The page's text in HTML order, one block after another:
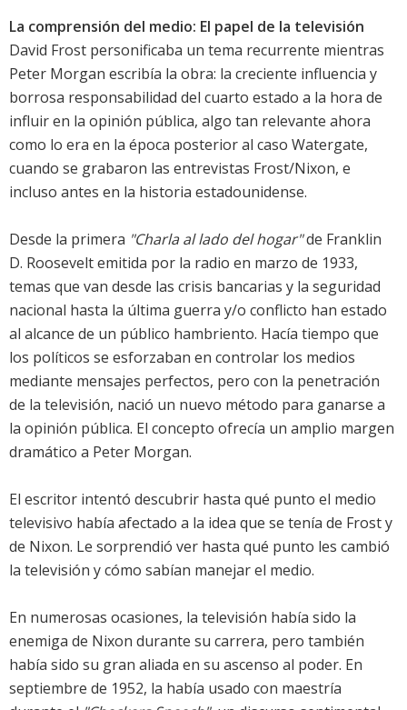
La comprensión del medio: El papel de la televisión
David Frost personificaba un tema recurrente mientras
Peter Morgan escribía la obra: la creciente influencia y
borrosa responsabilidad del cuarto estado a la hora de
influir en la opinión pública, algo tan relevante ahora
como lo era en la época posterior al caso Watergate,
cuando se grabaron las entrevistas Frost/Nixon, e
incluso antes en la historia estadounidense.
Desde la primera "Charla al lado del hogar"de Franklin
D. Roosevelt emitida por la radio en marzo de 1933,
temas que van desde las crisis bancarias y la seguridad
nacional hasta la última guerra y/o conflicto han estado
al alcance de un público hambriento. Hacía tiempo que
los políticos se esforzaban en controlar los medios
mediante mensajes perfectos, pero con la penetración
de la televisión, nació un nuevo método para ganarse a
la opinión pública. El concepto ofrecía un amplio margen
dramático a Peter Morgan.
El escritor intentó descubrir hasta qué punto el medio
televisivo había afectado a la idea que se tenía de Frost y
de Nixon. Le sorprendió ver hasta qué punto les cambió
la televisión y cómo sabían manejar el medio.
En numerosas ocasiones, la televisión había sido la
enemiga de Nixon durante su carrera, pero también
había sido su gran aliada en su ascenso al poder. En
septiembre de 1952, la había usado con maestría